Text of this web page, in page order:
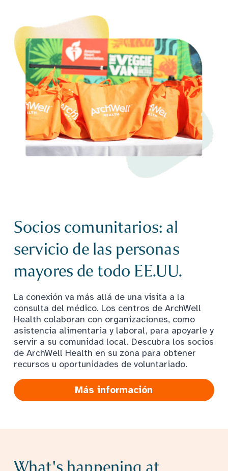
Socios comunitarios: al
servicio de las personas
mayores de todo EE.UU.
La conexión va más allá de una visita a la
consulta del médico. Los centros de ArchWell
Health colaboran con organizaciones, como
asistencia alimentaria y laboral, para apoyarle y
servir a su comunidad local. Descubra los socios
de ArchWell Health en su zona para obtener
recursos u oportunidades de voluntariado.
Más información